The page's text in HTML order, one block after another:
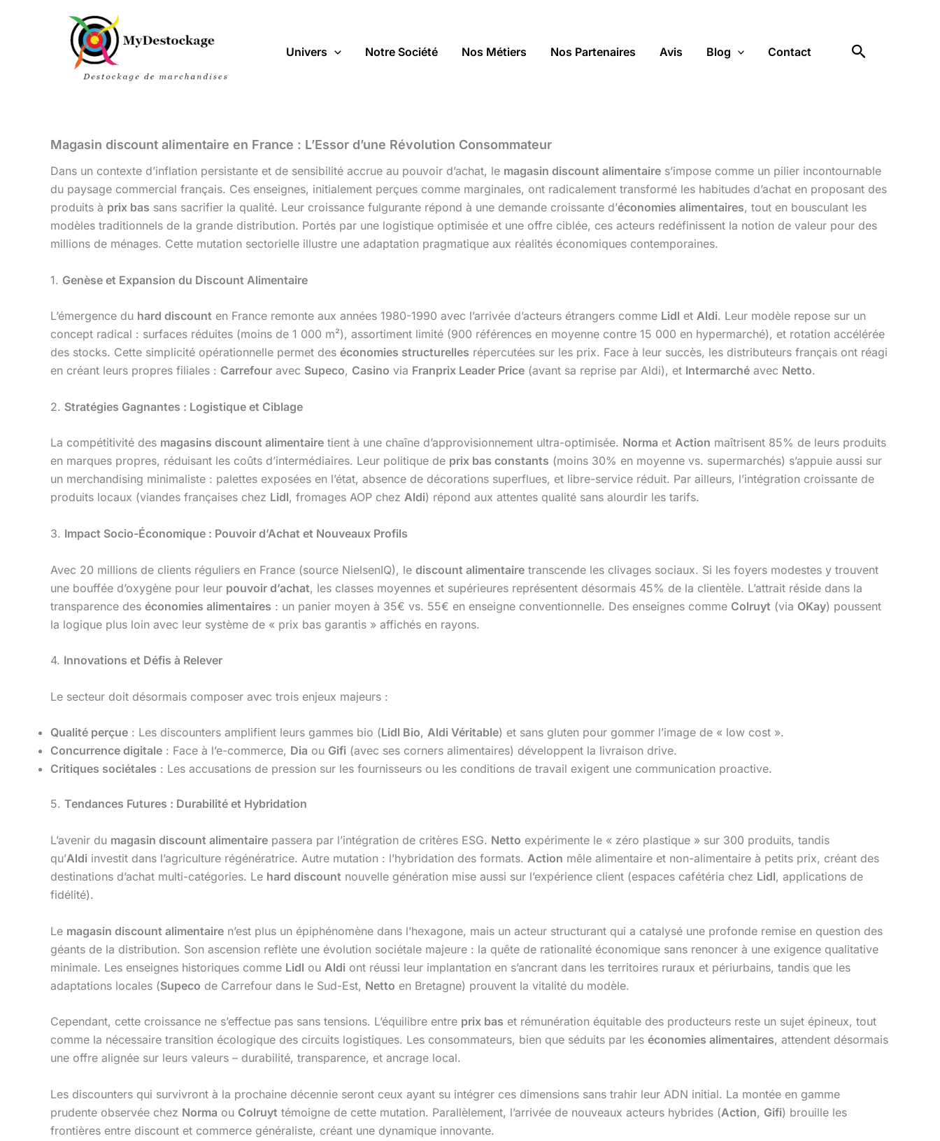
Univers Notre Société Nos Métiers Nos Partenaires Avis Blog Contact Rechercher
Magasin discount alimentaire en France : L’Essor d’une Révolution Consommateur
Dans un contexte d’inflation persistante et de sensibilité accrue au pouvoir d’achat, le magasin discount alimentaire s’impose comme un pilier incontournable
du paysage commercial français. Ces enseignes, initialement perçues comme marginales, ont radicalement transformé les habitudes d’achat en proposant des
produits à prix bas sans sacrifier la qualité. Leur croissance fulgurante répond à une demande croissante d’économies alimentaires, tout en bousculant les
modèles traditionnels de la grande distribution. Portés par une logistique optimisée et une offre ciblée, ces acteurs redéfinissent la notion de valeur pour des
millions de ménages. Cette mutation sectorielle illustre une adaptation pragmatique aux réalités économiques contemporaines.
1. Genèse et Expansion du Discount Alimentaire
L’émergence du hard discount en France remonte aux années 1980-1990 avec l’arrivée d’acteurs étrangers comme Lidl et Aldi. Leur modèle repose sur un
concept radical : surfaces réduites (moins de 1 000 m²), assortiment limité (900 références en moyenne contre 15 000 en hypermarché), et rotation accélérée
des stocks. Cette simplicité opérationnelle permet des économies structurelles répercutées sur les prix. Face à leur succès, les distributeurs français ont réagi
en créant leurs propres filiales : Carrefour avec Supeco, Casino via Franprix Leader Price (avant sa reprise par Aldi), et Intermarché avec Netto.
2. Stratégies Gagnantes : Logistique et Ciblage
La compétitivité des magasins discount alimentaire tient à une chaîne d’approvisionnement ultra-optimisée. Norma et Action maîtrisent 85% de leurs produits
en marques propres, réduisant les coûts d’intermédiaires. Leur politique de prix bas constants (moins 30% en moyenne vs. supermarchés) s’appuie aussi sur
un merchandising minimaliste : palettes exposées en l’état, absence de décorations superflues, et libre-service réduit. Par ailleurs, l’intégration croissante de
produits locaux (viandes françaises chez Lidl, fromages AOP chez Aldi) répond aux attentes qualité sans alourdir les tarifs.
3. Impact Socio-Économique : Pouvoir d’Achat et Nouveaux Profils
Avec 20 millions de clients réguliers en France (source NielsenIQ), le discount alimentaire transcende les clivages sociaux. Si les foyers modestes y trouvent
une bouffée d’oxygène pour leur pouvoir d’achat, les classes moyennes et supérieures représentent désormais 45% de la clientèle. L’attrait réside dans la
transparence des économies alimentaires : un panier moyen à 35€ vs. 55€ en enseigne conventionnelle. Des enseignes comme Colruyt (via OKay) poussent
la logique plus loin avec leur système de « prix bas garantis » affichés en rayons.
4. Innovations et Défis à Relever
Le secteur doit désormais composer avec trois enjeux majeurs :
Qualité perçue : Les discounters amplifient leurs gammes bio (Lidl Bio, Aldi Véritable) et sans gluten pour gommer l’image de « low cost ».
Concurrence digitale : Face à l’e-commerce, Dia ou Gifi (avec ses corners alimentaires) développent la livraison drive.
Critiques sociétales : Les accusations de pression sur les fournisseurs ou les conditions de travail exigent une communication proactive.
5. Tendances Futures : Durabilité et Hybridation
L’avenir du magasin discount alimentaire passera par l’intégration de critères ESG. Netto expérimente le « zéro plastique » sur 300 produits, tandis
qu’Aldi investit dans l’agriculture régénératrice. Autre mutation : l’hybridation des formats. Action mêle alimentaire et non-alimentaire à petits prix, créant des
destinations d’achat multi-catégories. Le hard discount nouvelle génération mise aussi sur l’expérience client (espaces cafétéria chez Lidl, applications de
fidélité).
Le magasin discount alimentaire n’est plus un épiphénomène dans l’hexagone, mais un acteur structurant qui a catalysé une profonde remise en question des
géants de la distribution. Son ascension reflète une évolution sociétale majeure : la quête de rationalité économique sans renoncer à une exigence qualitative
minimale. Les enseignes historiques comme Lidl ou Aldi ont réussi leur implantation en s’ancrant dans les territoires ruraux et périurbains, tandis que les
adaptations locales (Supeco de Carrefour dans le Sud-Est, Netto en Bretagne) prouvent la vitalité du modèle.
Cependant, cette croissance ne s’effectue pas sans tensions. L’équilibre entre prix bas et rémunération équitable des producteurs reste un sujet épineux, tout
comme la nécessaire transition écologique des circuits logistiques. Les consommateurs, bien que séduits par les économies alimentaires, attendent désormais
une offre alignée sur leurs valeurs – durabilité, transparence, et ancrage local.
Les discounters qui survivront à la prochaine décennie seront ceux ayant su intégrer ces dimensions sans trahir leur ADN initial. La montée en gamme
prudente observée chez Norma ou Colruyt témoigne de cette mutation. Parallèlement, l’arrivée de nouveaux acteurs hybrides (Action, Gifi) brouille les
frontières entre discount et commerce généraliste, créant une dynamique innovante.